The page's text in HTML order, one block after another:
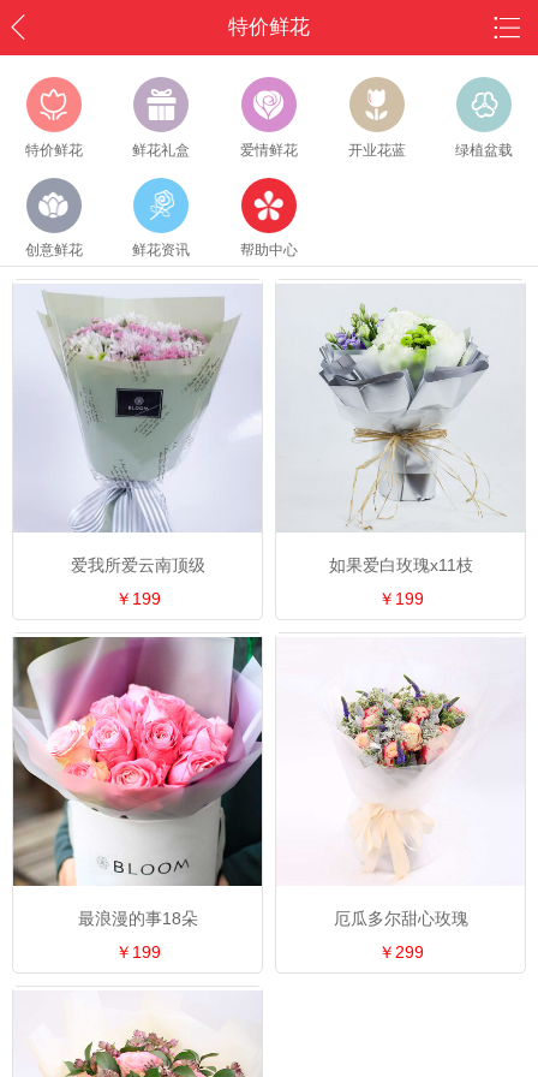
特价鲜花
特价鲜花 鲜花礼盒 爱情鲜花 开业花蓝 绿植盆载
创意鲜花 鲜花资讯 帮助中心
爱我所爱云南顶级
￥199
如果爱白玫瑰x11枝
￥199
最浪漫的事18朵
￥199
厄瓜多尔甜心玫瑰
￥299